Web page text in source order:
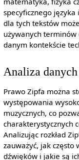
specyficznego
dla tych tekstów
używanych
danym kontekście
Analiza
Prawo Zipfa można
występowania
muzycznych, co
charakterystycznych
Analizując rozkład
zauważyć, jak często
dźwięków i jakie są